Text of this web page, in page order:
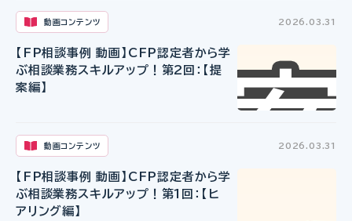
動画コンテンツ 2026.03.31
【FP相談事例 動画】CFP認定者から学
ぶ相談業務スキルアップ！第2回：【提
案編】
動画コンテンツ 2026.03.31
【FP相談事例 動画】CFP認定者から学
ぶ相談業務スキルアップ！第1回：【ヒ
アリング編】